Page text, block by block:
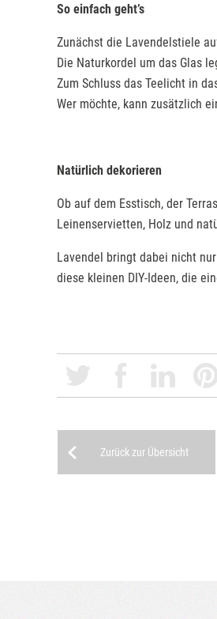
So einfach geht’s
Zunächst die Lavendelstiele
Die Naturkordel um das Glas
Zum Schluss das Teelicht in
Wer möchte, kann zusätzlich
Natürlich dekorieren
Ob auf dem Esstisch, der
Leinenservietten, Holz und
Lavendel bringt dabei nicht
diese kleinen DIY-Ideen, die
Zurück zur Übersicht